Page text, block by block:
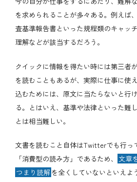
を求められることが多々ある。例えば
査基準報告書といった規程類のキャッ
理解などが該当するだろう。
クイックに情報を得たい時には第三者
を読むこともあるが、実際に仕事に使
込むためには、原文に当たらないと行
る。とはいえ、基準や法律といった難
とは相当難しい。
文書を読むこと自体はTwitterでも行っ
「消費型の読み方」であるため、
文章
つまり読解を全くしていないといえよ